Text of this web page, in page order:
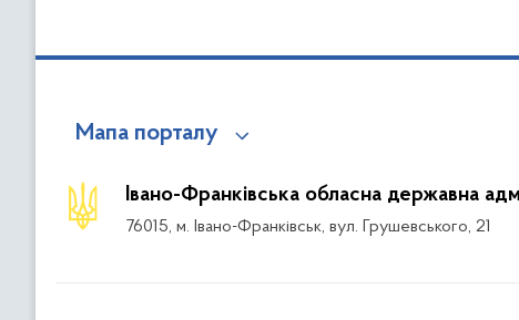
Мапа порталу
Івано-Франківська обласна державна
76015, м. Івано-Франківськ, вул. Грушевського, 21